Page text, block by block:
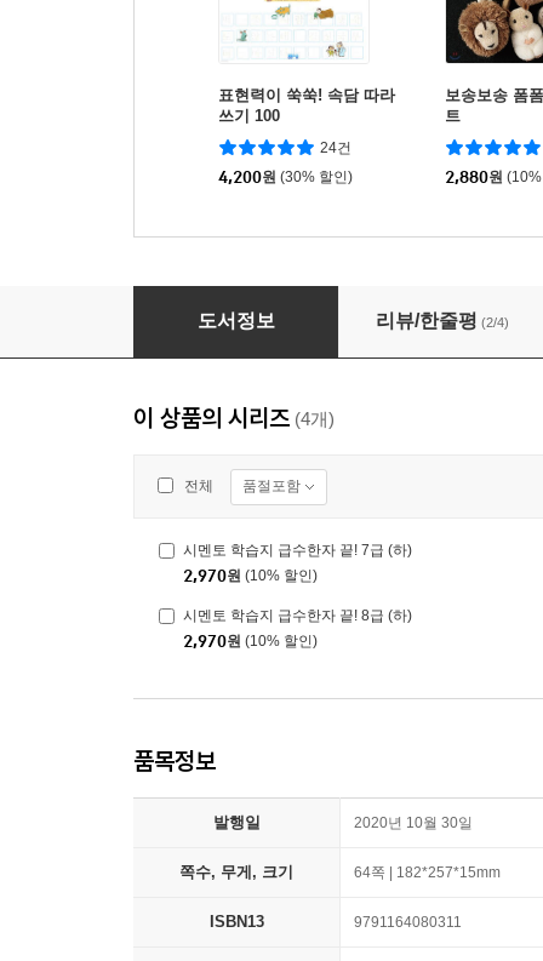
표현력이 쑥쑥! 속담 따라
쓰기 100
24건
4,200원 (30% 할인)
보송보송 폼
트
2,880원
시멘토 학습지 급수한자 끝! 7급 (상)
도서정보 리뷰/한줄평 (2/4)
이 상품의 시리즈 (4개)
전체 품절포함
시멘토 학습지 급수한자 끝! 7급 (하)
2,970원 (10% 할인)
시멘토 학습지 급수한자 끝! 8급 (하)
2,970원 (10% 할인)
품목정보
발행일 2020년 10월 30일
쪽수, 무게, 크기 64쪽 | 182*257*15mm
ISBN13 9791164080311